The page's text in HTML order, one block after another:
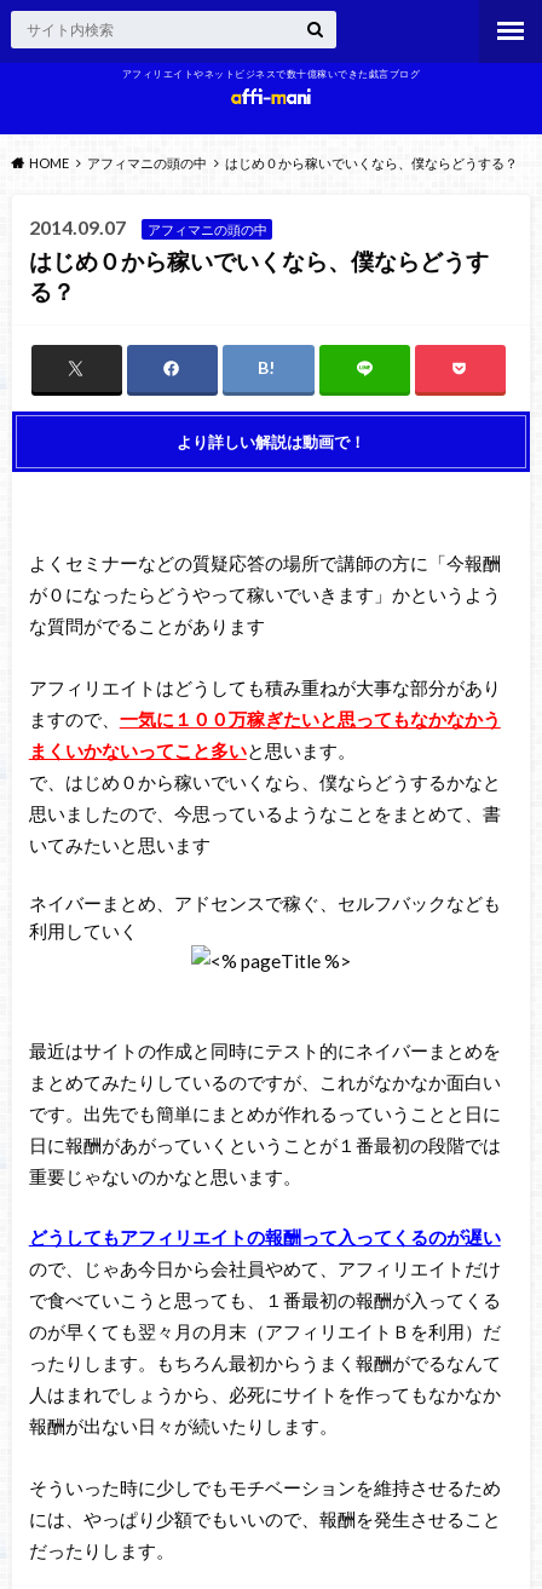
アフィリエイトやネットビジネスで数十億稼いできた戯言ブログ
HOME アフィマニの頭の中 はじめ０から稼いでいくなら、僕ならどうする？
2014.09.07 アフィマニの頭の中
はじめ０から稼いでいくなら、僕ならどうす
る？
より詳しい解説は動画で！
よくセミナーなどの質疑応答の場所で講師の方に「今報酬
が０になったらどうやって稼いでいきます」かというよう
な質問がでることがあります
アフィリエイトはどうしても積み重ねが大事な部分があり
ますので、 一気に１００万稼ぎたいと思ってもなかなかう
まくいかないってこと多いと思います。
で、はじめ０から稼いでいくなら、僕ならどうするかなと
思いましたので、今思っているようなことをまとめて、書
いてみたいと思います
ネイバーまとめ、アドセンスで稼ぐ、セルフバックなども
利用していく
最近はサイトの作成と同時にテスト的にネイバーまとめを
まとめてみたりしているのですが、これがなかなか面白い
です。出先でも簡単にまとめが作れるっていうことと日に
日に報酬があがっていくということが１番最初の段階では
重要じゃないのかなと思います。
どうしてもアフィリエイトの報酬って入ってくるのが遅い
ので、じゃあ今日から会社員やめて、アフィリエイトだけ
で食べていこうと思っても、１番最初の報酬が入ってくる
のが早くても翌々月の月末（アフィリエイトＢを利用）だ
ったりします。もちろん最初からうまく報酬がでるなんて
人はまれでしょうから、必死にサイトを作ってもなかなか
報酬が出ない日々が続いたりします。
そういった時に少しでもモチベーションを維持させるため
には、 やっぱり少額でもいいので、報酬を発生させること
だったりします。